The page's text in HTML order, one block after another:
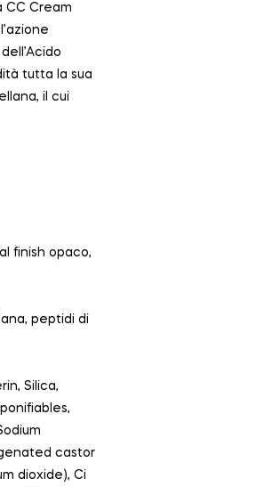
CC Cream
tutta la sua
il cui
finish opaco,
peptidi di
Silica,
castor
dioxide), Ci